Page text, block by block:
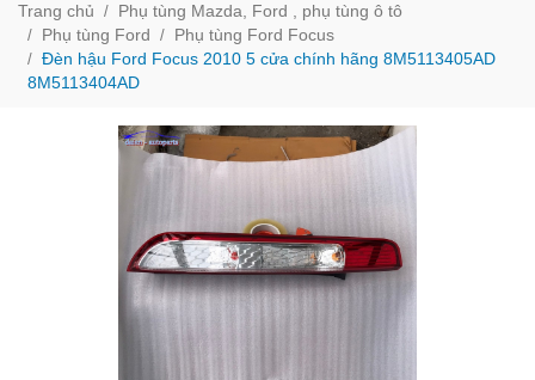
Trang chủ
Phụ tùng Mazda, Ford , phụ tùng ô tô
Phụ tùng Ford
Phụ tùng Ford Focus
Đèn hậu Ford Focus 2010 5 cửa chính hãng 8M5113405AD
8M5113404AD